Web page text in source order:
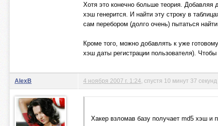
Хотя это конечно больше теория. Добавляя
хэш генерится. И найти эту строку в
сам перебором (долго очень) пытаться
Кроме того, можно добавлять к уже
хэш даты регистрации пользователя).
AlexB 4 ноября 2007 г. 1:24 , спустя 10 минут 37 секунд
Хакер взломав базу получает md5 хэш и